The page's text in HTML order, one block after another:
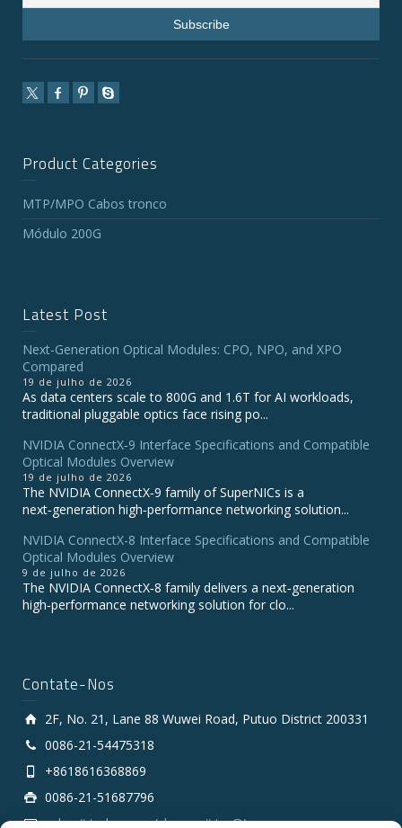
Product Categories
MTP/MPO Cabos tronco
Módulo 200G
Latest Post
Next-Generation Optical Modules: CPO, NPO, and XPO
Compared
19 de julho de 2026
As data centers scale to 800G and 1.6T for AI workloads,
traditional pluggable optics face rising po...
NVIDIA ConnectX‑9 Interface Specifications and Compatible
Optical Modules Overview
19 de julho de 2026
The NVIDIA ConnectX‑9 family of SuperNICs is a
next‑generation high‑performance networking solution...
NVIDIA ConnectX-8 Interface Specifications and Compatible
Optical Modules Overview
9 de julho de 2026
The NVIDIA ConnectX‑8 family delivers a next‑generation
high‑performance networking solution for clo...
Contate-Nos
2F, No. 21, Lane 88 Wuwei Road, Putuo District 200331
0086-21-54475318
+8618616368869
0086-21-51687796
sales # tarluz.com (change # to @)